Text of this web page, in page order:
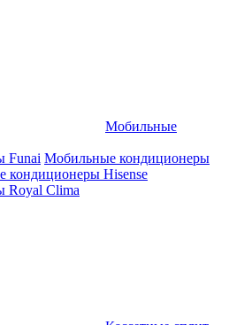
Мобильные
Funai Мобильные кондиционеры
кондиционеры Hisense
Royal Clima